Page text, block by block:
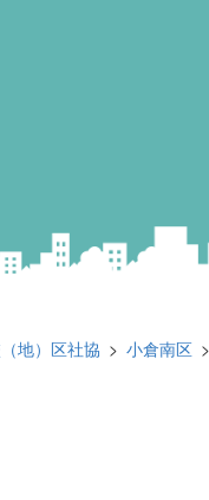
八幡西
い・学びたい
修事業
地）区社協 小倉南区